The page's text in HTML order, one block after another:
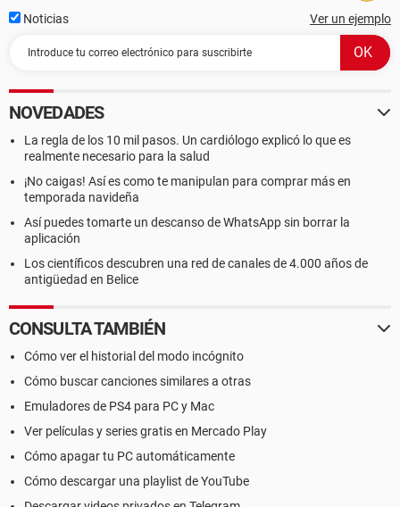
Noticias Ver un ejemplo
NOVEDADES
La regla de los 10 mil pasos. Un cardiólogo explicó lo que es
realmente necesario para la salud
¡No caigas! Así es como te manipulan para comprar más en
temporada navideña
Así puedes tomarte un descanso de WhatsApp sin borrar la
aplicación
Los científicos descubren una red de canales de 4.000 años de
antigüedad en Belice
CONSULTA TAMBIÉN
Cómo ver el historial del modo incógnito
Cómo buscar canciones similares a otras
Emuladores de PS4 para PC y Mac
Ver películas y series gratis en Mercado Play
Cómo apagar tu PC automáticamente
Cómo descargar una playlist de YouTube